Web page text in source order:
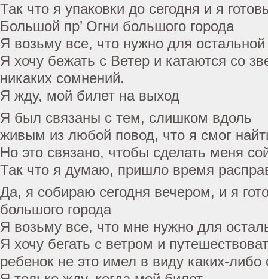
Так что я упаковки до сегодня и я
Большой пр’ Огни большого города
Я возьму все, что нужно для
Я хочу бежать с Ветер и катаются со
никаких сомнений.
Я жду, мой билет на выход
Я был связаны с тем, слишком вдоль
живым из любой повод, что я смог
Но это связано, чтобы сделать меня
Так что я думаю, пришло время
Да, я собираю сегодня вечером, и я
большого города
Я возьму все, что мне нужно для
Я хочу бегать с ветром и
ребенок не это имел в виду каких-либо